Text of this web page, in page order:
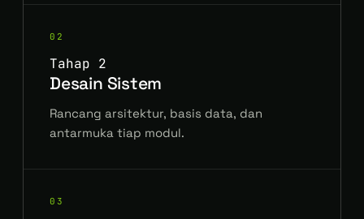
02
Tahap 2
Desain Sistem
Rancang arsitektur, basis data, dan
antarmuka tiap modul.
03